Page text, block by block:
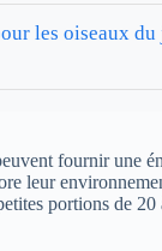
les oiseaux
fournir une
leur
portions de